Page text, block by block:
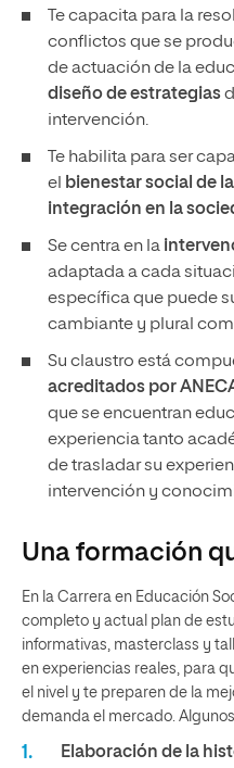
Te capacita para la
conflictos que se
de actuación de la
diseño de estrategias
intervención.
Te habilita para ser
el
bienestar social de
integración en la
Se centra en la
adaptada a cada
específica que puede
cambiante y plural
Su claustro está
acreditados por
que se encuentran
experiencia tanto
de trasladar su
intervención y
Una formación
En la Carrera en Educación
completo y actual plan de
informativas, masterclass y
en experiencias reales, para
el nivel y te preparen de la
demanda el mercado.
Elaboración de la